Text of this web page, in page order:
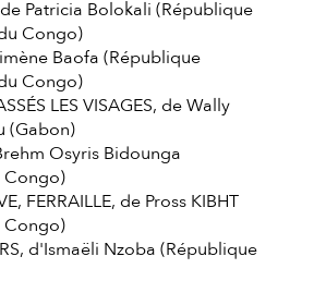
Patricia Bolokali (République
Congo)
Baofa (République
Congo)
LES VISAGES, de Wally
(Gabon)
Osyris Bidounga
Congo)
FERRAILLE, de Pross KIBHT
Congo)
d'Ismaëli Nzoba (République